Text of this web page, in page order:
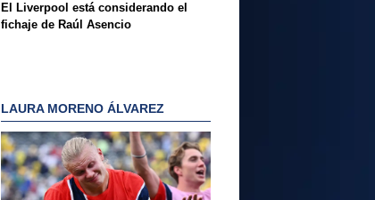
El Liverpool está considerando el
fichaje de Raúl Asencio
LAURA MORENO ÁLVAREZ